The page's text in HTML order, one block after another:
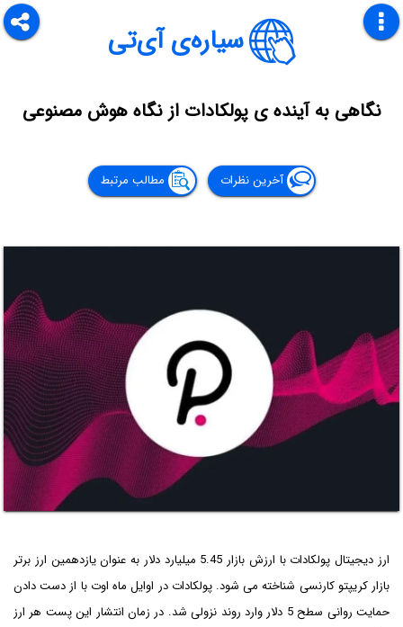
سیاره‌ی آی‌تی
نگاهی به آینده ی پولکادات از نگاه هوش مصنوعی
آخرین نظرات مطالب مرتبط
ارز دیجیتال پولکادات با ارزش بازار 5.45 میلیارد دلار به عنوان یازدهمین ارز برتر
بازار کریپتو کارنسی شناخته می شود. پولکادات در اوایل ماه اوت با از دست دادن
حمایت روانی سطح 5 دلار وارد روند نزولی شد. در زمان انتشار این پست هر ارز